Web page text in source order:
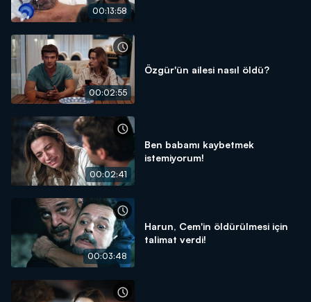
00:13:58
00:02:55
Özgür'ün ailesi nasıl öldü?
00:02:41
Ben babamı kaybetmek
istemiyorum!
00:03:48
Harun, Cem'in öldürülmesi için
talimat verdi!